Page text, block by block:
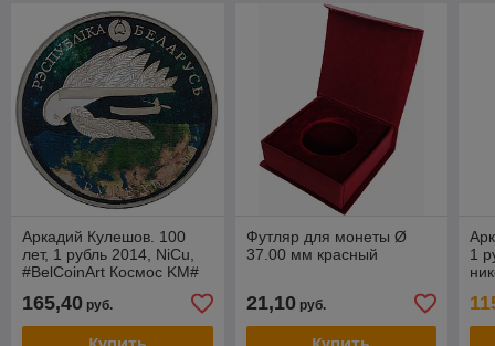
Аркадий Кулешов. 100
лет, 1 рубль 2014, NiCu,
#BelCoinArt Космос KM#
165,40 руб.
Футляр для монеты Ø
37.00 мм красный
21,10руб.
1